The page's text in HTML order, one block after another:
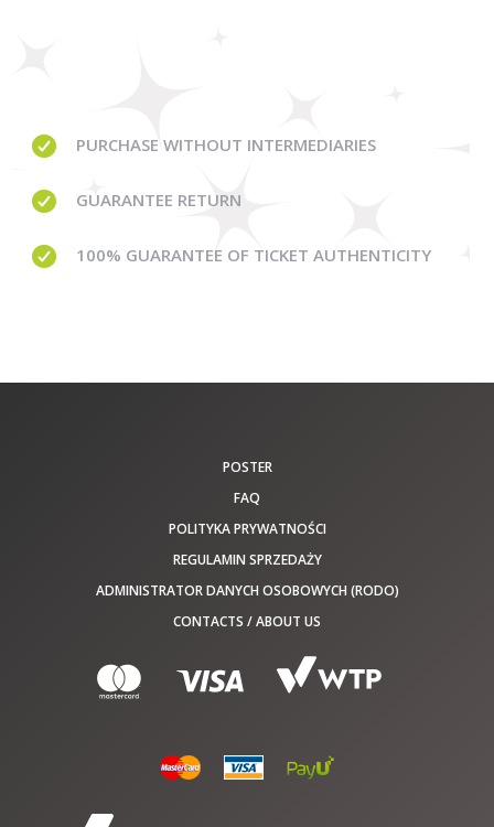
PURCHASE WITHOUT INTERMEDIARIES
GUARANTEE RETURN
100% GUARANTEE OF TICKET AUTHENTICITY
POSTER
FAQ
POLITYKA PRYWATNOŚCI
REGULAMIN SPRZEDAŻY
ADMINISTRATOR DANYCH OSOBOWYCH (RODO)
CONTACTS / ABOUT US